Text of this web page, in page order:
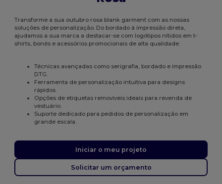
Transforme a sua outubro rosa blank garment com as nossas
soluções de personalização. Do bordado à impressão direta,
ajudamos a sua marca a destacar-se com logótipos nítidos em t-
shirts, bonés e acessórios promocionais de alta qualidade.
Técnicas avançadas como serigrafia, bordado e impressão
DTG.
Ferramenta de personalização intuitiva para designs
rápidos.
Opções de etiquetas removíveis ideais para revenda de
vestuário.
Suporte dedicado para pedidos de personalização em
grande escala.
Iniciar o meu projeto
Solicitar um orçamento